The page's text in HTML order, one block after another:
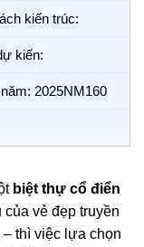
kiến trúc:
kiến:
2025NM160
biệt thự cổ điển
vẻ đẹp truyền
thì việc lựa chọn